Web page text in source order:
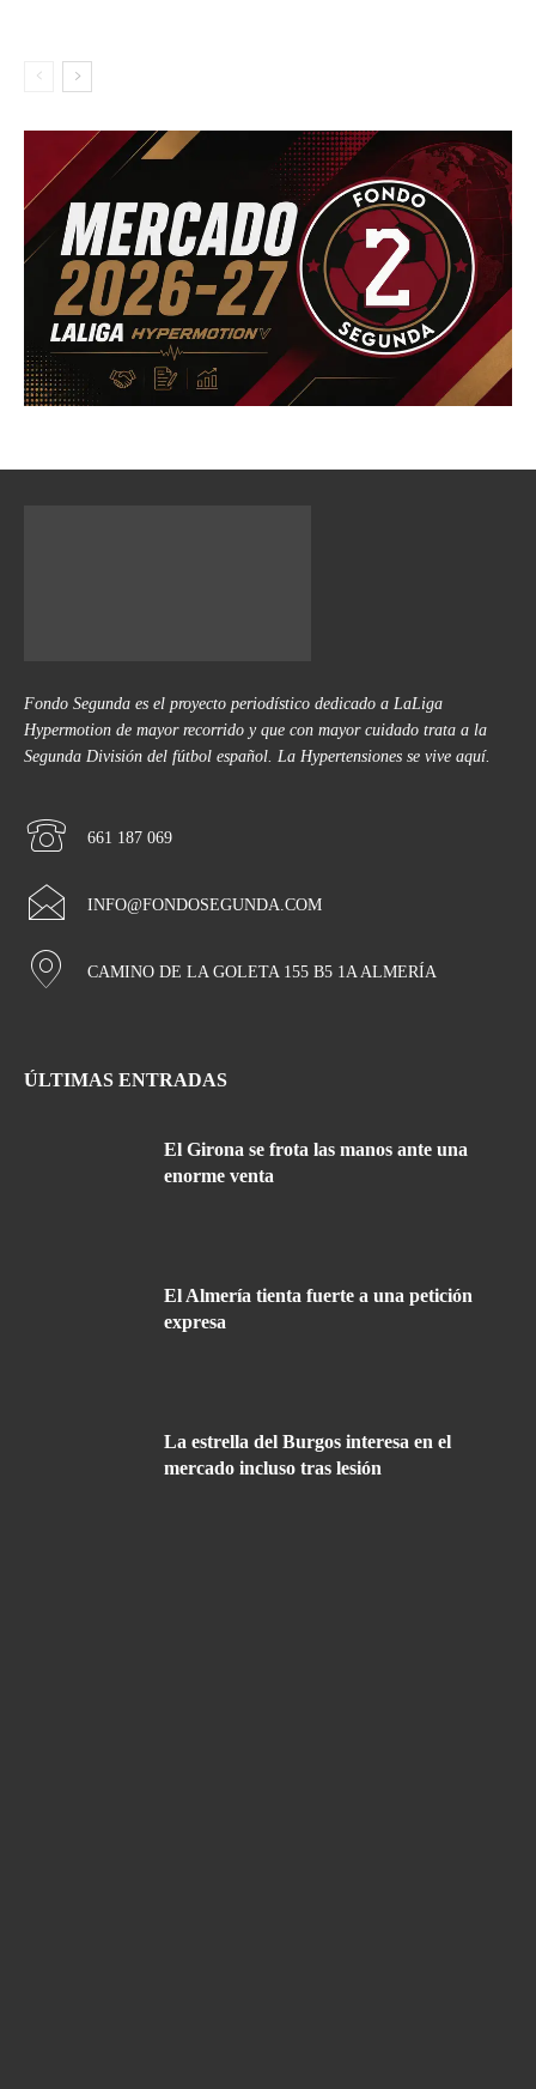
Fondo Segunda es el proyecto periodístico dedicado a LaLiga
Hypermotion de mayor recorrido y que con mayor cuidado trata a la
Segunda División del fútbol español. La Hypertensiones se vive aquí.
661 187 069
INFO@FONDOSEGUNDA.COM
CAMINO DE LA GOLETA 155 B5 1A ALMERÍA
ÚLTIMAS ENTRADAS
El Girona se frota las manos ante una
enorme venta
El Almería tienta fuerte a una petición
expresa
La estrella del Burgos interesa en el
mercado incluso tras lesión